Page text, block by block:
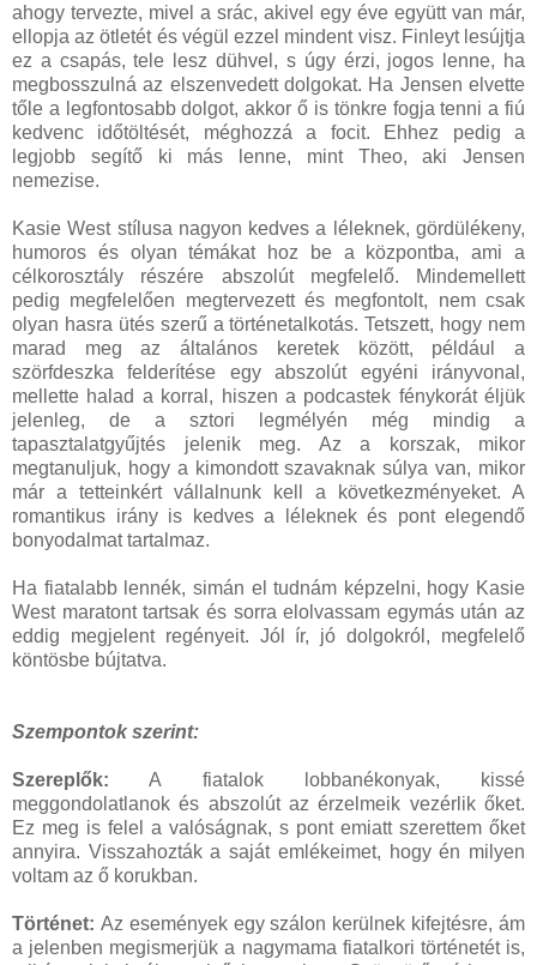
ahogy tervezte, mivel a srác, akivel egy éve együtt van már,
ellopja az ötletét és végül ezzel mindent visz. Finleyt lesújtja
ez a csapás, tele lesz dühvel, s úgy érzi, jogos lenne, ha
megbosszulná az elszenvedett dolgokat. Ha Jensen elvette
tőle a legfontosabb dolgot, akkor ő is tönkre fogja tenni a fiú
kedvenc időtöltését, méghozzá a focit. Ehhez pedig a
legjobb segítő ki más lenne, mint Theo, aki Jensen
nemezise.
Kasie West stílusa nagyon kedves a léleknek, gördülékeny,
humoros és olyan témákat hoz be a központba, ami a
célkorosztály részére abszolút megfelelő. Mindemellett
pedig megfelelően megtervezett és megfontolt, nem csak
olyan hasra ütés szerű a történetalkotás. Tetszett, hogy nem
marad meg az általános keretek között, például a
szörfdeszka felderítése egy abszolút egyéni irányvonal,
mellette halad a korral, hiszen a podcastek fénykorát éljük
jelenleg, de a sztori legmélyén még mindig a
tapasztalatgyűjtés jelenik meg. Az a korszak, mikor
megtanuljuk, hogy a kimondott szavaknak súlya van, mikor
már a tetteinkért vállalnunk kell a következményeket. A
romantikus irány is kedves a léleknek és pont elegendő
bonyodalmat tartalmaz.
Ha fiatalabb lennék, simán el tudnám képzelni, hogy Kasie
West maratont tartsak és sorra elolvassam egymás után az
eddig megjelent regényeit. Jól ír, jó dolgokról, megfelelő
köntösbe bújtatva.
Szempontok szerint:
Szereplők: A fiatalok lobbanékonyak, kissé
meggondolatlanok és abszolút az érzelmeik vezérlik őket.
Ez meg is felel a valóságnak, s pont emiatt szerettem őket
annyira. Visszahozták a saját emlékeimet, hogy én milyen
voltam az ő korukban.
Történet: Az események egy szálon kerülnek kifejtésre, ám
a jelenben megismerjük a nagymama fiatalkori történetét is,